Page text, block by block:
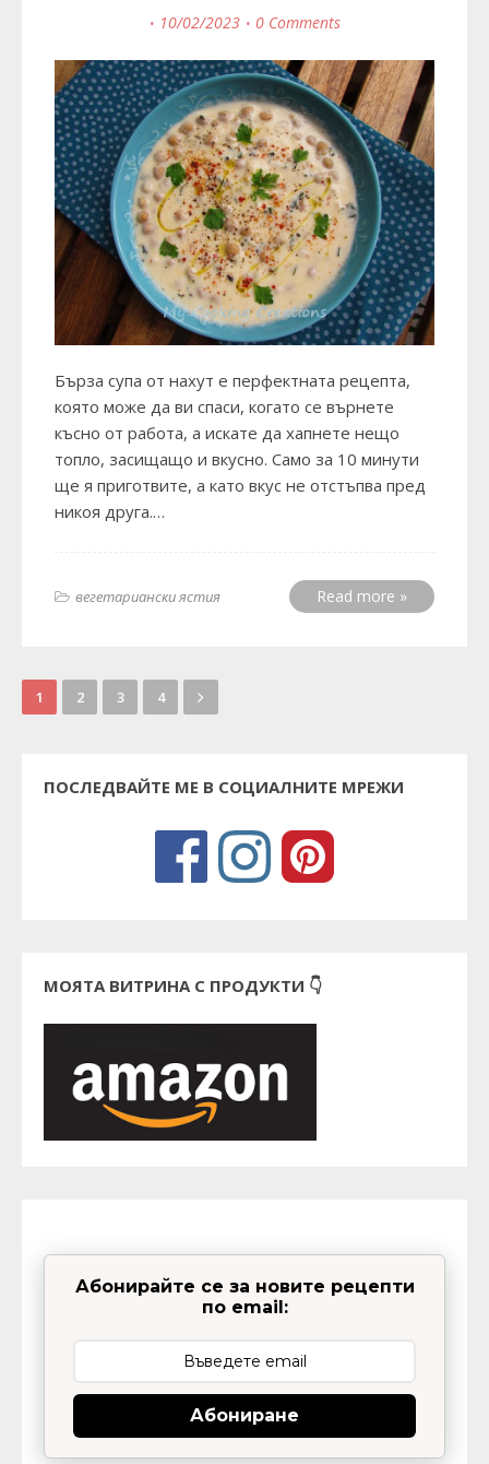
10/02/2023 0 Comments
Бърза супа от нахут е перфектната рецепта,
която може да ви спаси, когато се върнете
късно от работа, а искате да хапнете нещо
топло, засищащо и вкусно. Само за 10 минути
ще я приготвите, а като вкус не отстъпва пред
никоя друга.…
вегетариански ястия Read more »
1 2 3 4
ПОСЛЕДВАЙТЕ МЕ В СОЦИАЛНИТЕ МРЕЖИ
МОЯТА ВИТРИНА С ПРОДУКТИ 👇
Абонирайте се за новите рецепти
по email:
Абониране